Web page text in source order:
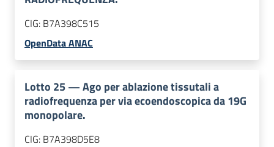
CIG: B7A398C515
OpenData ANAC
Lotto 25—Ago per ablazione tissutali a
radiofrequenza per via ecoendoscopica da 19G
monopolare.
CIG: B7A398D5E8